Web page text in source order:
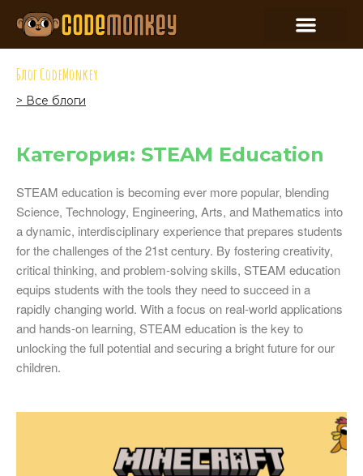
Блог CodeMonkey
> Все блоги
Категория: STEAM Education
STEAM education is becoming ever more popular, blending
Science, Technology, Engineering, Arts, and Mathematics into
a dynamic, interdisciplinary experience that prepares students
for the challenges of the 21st century. By fostering creativity,
critical thinking, and problem-solving skills, STEAM education
equips students with the tools they need to succeed in a
rapidly changing world. With a focus on real-world applications
and hands-on learning, STEAM education is the key to
unlocking the full potential and securing a bright future for our
children.